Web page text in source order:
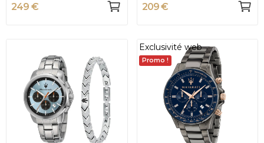
249 € 209 €
Exclusivité web
Promo !